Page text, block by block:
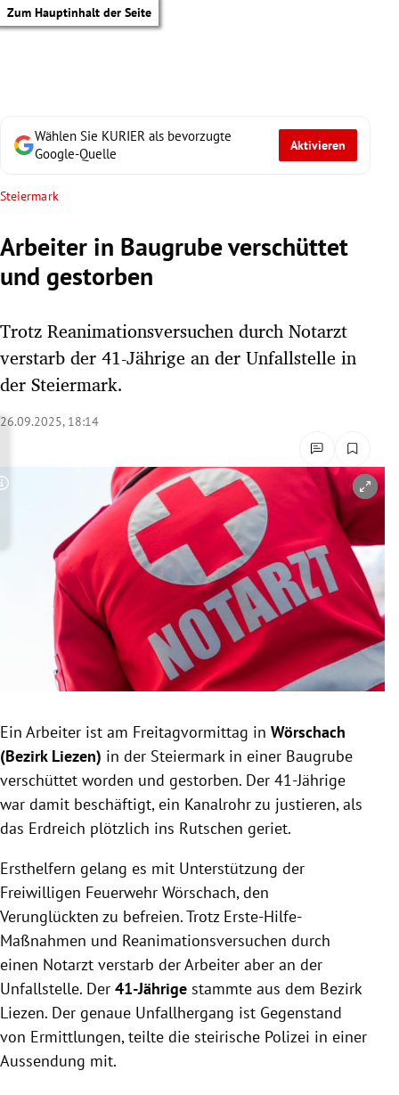
Zum Hauptinhalt der Seite
Untermenü
Untermenü
Untermenü
Untermenü
Untermenü
Untermenü
Untermenü
Untermenü
Wählen Sie KURIER als bevorzugte
Google-Quelle
Aktivieren
Steiermark
Arbeiter in Baugrube verschüttet
und gestorben
Trotz Reanimationsversuchen durch Notarzt
verstarb der 41-Jährige an der Unfallstelle in
der Steiermark.
26.09.2025, 18:14
Copyright-Hinweis öffnen/schließen
Ein Arbeiter ist am Freitagvormittag in Wörschach
(Bezirk Liezen) in der Steiermark in einer Baugrube
verschüttet worden und gestorben. Der 41-Jährige
war damit beschäftigt, ein Kanalrohr zu justieren, als
das Erdreich plötzlich ins Rutschen geriet.
Ersthelfern gelang es mit Unterstützung der
Freiwilligen Feuerwehr Wörschach, den
Verunglückten zu befreien. Trotz Erste-Hilfe-
Maßnahmen und Reanimationsversuchen durch
einen Notarzt verstarb der Arbeiter aber an der
Unfallstelle. Der 41-Jährige stammte aus dem Bezirk
Liezen. Der genaue Unfallhergang ist Gegenstand
von Ermittlungen, teilte die steirische Polizei in einer
Aussendung mit.